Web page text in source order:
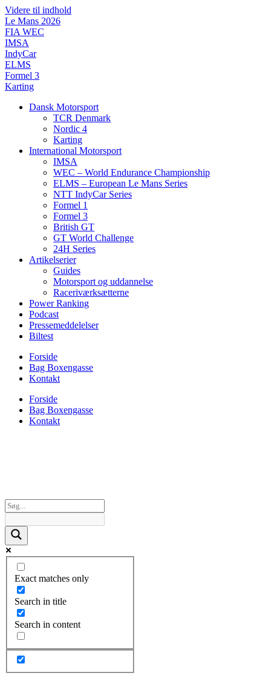
Videre til indhold
Le Mans 2026
FIA WEC
IMSA
IndyCar
ELMS
Formel 3
Karting
Dansk Motorsport
TCR Denmark
Nordic 4
Karting
International Motorsport
IMSA
WEC – World Endurance Championship
ELMS – European Le Mans Series
NTT IndyCar Series
Formel 1
Formel 3
British GT
GT World Challenge
24H Series
Artikelserier
Guides
Motorsport og uddannelse
Raceriværksætterne
Power Ranking
Podcast
Pressemeddelelser
Biltest
Forside
Bag Boxengasse
Kontakt
Forside
Bag Boxengasse
Kontakt
Exact matches only
Search in title
Search in content